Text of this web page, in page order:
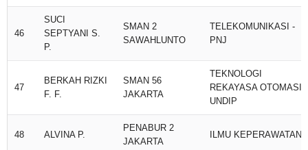
46
SUCI
SEPTYANI S.
P.
SMAN 2
SAWAHLUNTO
TELEKOMUNIKASI -
PNJ
47
BERKAH RIZKI
F. F.
SMAN 56
JAKARTA
TEKNOLOGI
REKAYASA OTOMASI -
UNDIP
48 ALVINA P.
PENABUR 2
JAKARTA
ILMU KEPERAWATAN